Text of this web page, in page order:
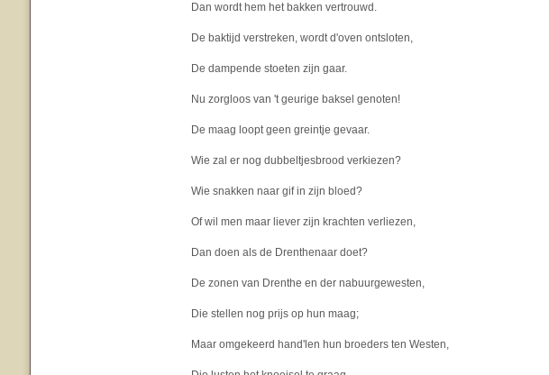
Dan wordt hem het bakken vertrouwd.
De baktijd verstreken, wordt d'oven ontsloten,
De dampende stoeten zijn gaar.
Nu zorgloos van 't geurige baksel genoten!
De maag loopt geen greintje gevaar.
Wie zal er nog dubbeltjesbrood verkiezen?
Wie snakken naar gif in zijn bloed?
Of wil men maar liever zijn krachten verliezen,
Dan doen als de Drenthenaar doet?
De zonen van Drenthe en der nabuurgewesten,
Die stellen nog prijs op hun maag;
Maar omgekeerd hand'len hun broeders ten Westen,